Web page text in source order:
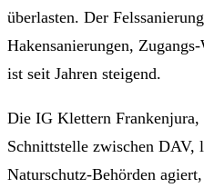
überlasten. Der
Hakensanierungen,
ist seit Jahren steigend.
Die IG Klettern Frankenjura,
Schnittstelle zwischen DAV,
Naturschutz-Behörden